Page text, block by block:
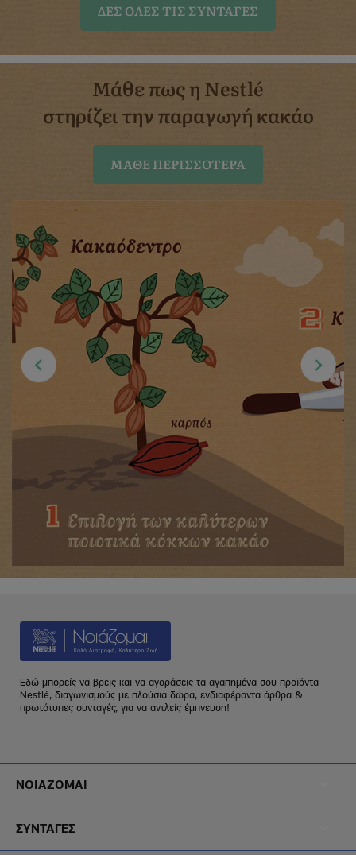
ΔΈΣ ΌΛΕΣ ΤΙΣ ΣΥΝΤΑΓΈΣ
Μάθε πως η Nestlé
στηρίζει την παραγωγή κακάο
ΜΆΘΕ ΠΕΡΙΣΣΌΤΕΡΑ
Εδώ μπορείς να βρεις και να αγοράσεις τα αγαπημένα σου προϊόντα
Nestlé, διαγωνισμούς με πλούσια δώρα, ενδιαφέροντα άρθρα &
πρωτότυπες συνταγές, για να αντλείς έμπνευση!
ΝΟΙΑΖΟΜΑΙ
ΣΥΝΤΑΓΕΣ